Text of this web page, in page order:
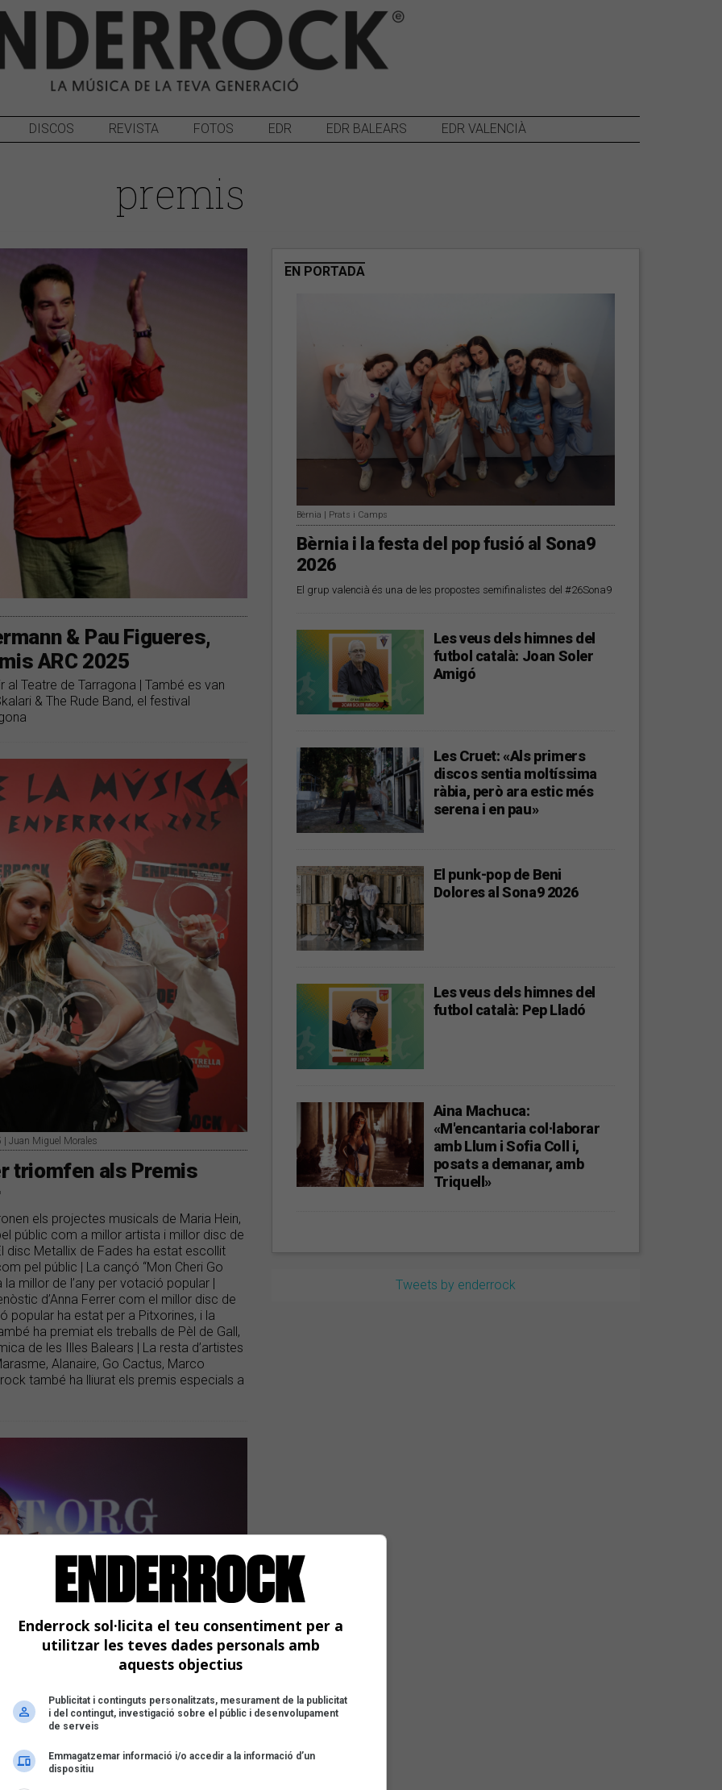
DISCOS REVISTA FOTOS EDR EDR BALEARS EDR VALENCIÀ
premis
& Pau Figueres,
ARC 2025
al Teatre de Tarragona | També es van
& The Rude Band, el festival
| Juan Miguel Morales
triomfen als Premis
els projectes musicals de Maria Hein,
públic com a millor artista i millor disc de
disc Metallix de Fades ha estat escollit
pel públic | La cançó “Mon Cheri Go
millor de l’any per votació popular |
d’Anna Ferrer com el millor disc de
popular ha estat per a Pitxorines, i la
ha premiat els treballs de Pèl de Gall,
de les Illes Balears | La resta d’artistes
Alanaire, Go Cactus, Marco
també ha lliurat els premis especials a
EN PORTADA
Bèrnia | Prats i Camps
Bèrnia i la festa del pop fusió al Sona9
2026
El grup valencià és una de les propostes semifinalistes del #26Sona9
Les veus dels himnes del
futbol català: Joan Soler
Amigó
Les Cruet: «Als primers
discos sentia moltíssima
ràbia, però ara estic més
serena i en pau»
El punk-pop de Beni
Dolores al Sona9 2026
Les veus dels himnes del
futbol català: Pep Lladó
Aina Machuca:
«M'encantaria col·laborar
amb Llum i Sofia Coll i,
posats a demanar, amb
Triquell»
Tweets by enderrock
Enderrock sol·licita el teu consentiment per a
utilitzar les teves dades personals amb
aquests objectius
Publicitat i continguts personalitzats, mesurament de la publicitat
i del contingut, investigació sobre el públic i desenvolupament
de serveis
Emmagatzemar informació i/o accedir a la informació d’un
dispositiu